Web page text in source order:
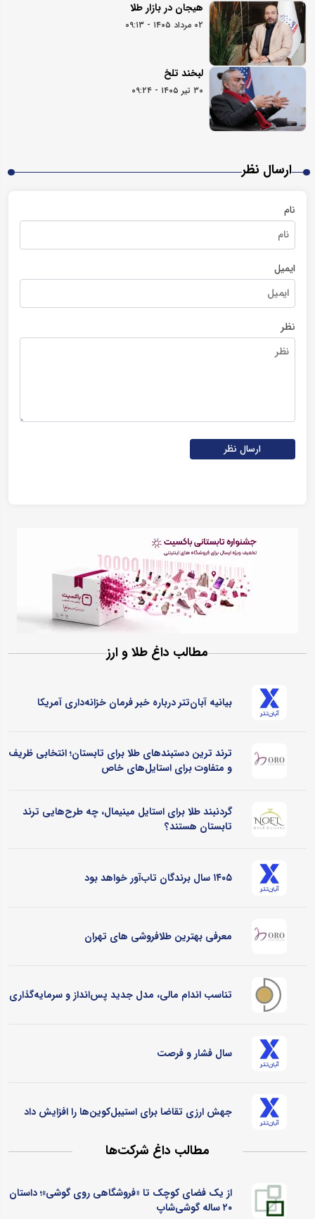
هیجان در بازار طلا
۰۲ مرداد ۱۴۰۵ - ۰۹:۱۳
لبخند تلخ
۳۰ تیر ۱۴۰۵ - ۰۹:۲۴
ارسال نظر
نام
ایمیل
نظر
ارسال نظر
مطالب داغ طلا و ارز
بیانیه آبان‌تتر درباره خبر فرمان خزانه‌داری آمریکا
ترند ترین دستبندهای طلا برای تابستان؛ انتخابی ظریف
و متفاوت برای استایل‌های خاص
گردنبند طلا برای استایل مینیمال، چه طرح‌هایی ترند
تابستان هستند؟
۱۴۰۵ سال برندگان تاب‌آور خواهد بود
معرفی بهترین طلافروشی های تهران
تناسب اندام مالی، مدل جدید پس‌انداز و سرمایه‌گذاری
سال فشار و فرصت
جهش ارزی تقاضا برای استیبل‌کوین‌ها را افزایش داد
مطالب داغ شرکت‌ها
از یک فضای کوچک تا «فروشگاهی روی گوشی»؛ داستان
۲۰ ساله گوشی‌شاپ